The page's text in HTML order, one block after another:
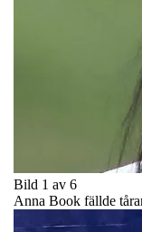
Bild 1 av 6
Anna Book fällde